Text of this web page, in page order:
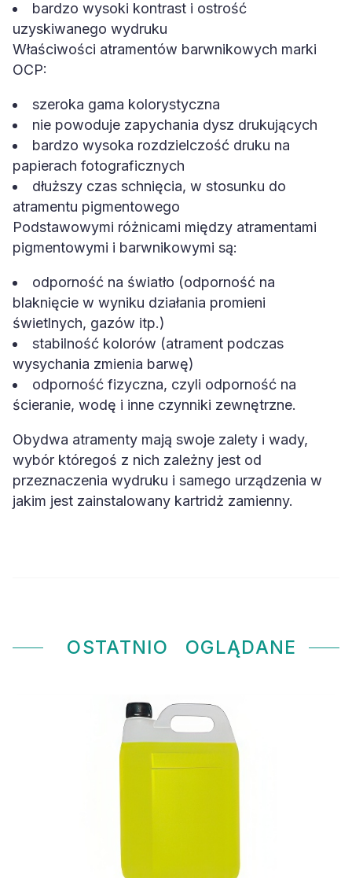
bardzo wysoki kontrast i ostrość
uzyskiwanego wydruku
Właściwości atramentów barwnikowych marki
OCP:
szeroka gama kolorystyczna
nie powoduje zapychania dysz drukujących
bardzo wysoka rozdzielczość druku na
papierach fotograficznych
dłuższy czas schnięcia, w stosunku do
atramentu pigmentowego
Podstawowymi różnicami między atramentami
pigmentowymi i barwnikowymi są:
odporność na światło (odporność na
blaknięcie w wyniku działania promieni
świetlnych, gazów itp.)
stabilność kolorów (atrament podczas
wysychania zmienia barwę)
odporność fizyczna, czyli odporność na
ścieranie, wodę i inne czynniki zewnętrzne.
Obydwa atramenty mają swoje zalety i wady,
wybór któregoś z nich zależny jest od
przeznaczenia wydruku i samego urządzenia w
jakim jest zainstalowany kartridż zamienny.
OSTATNIO OGLĄDANE